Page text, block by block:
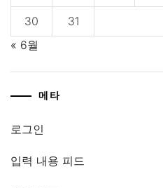
30
31
« 6월
메타
로그인
입력 내용 피드